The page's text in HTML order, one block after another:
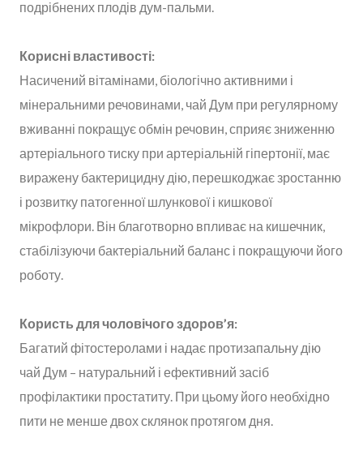
подрібнених плодів дум-пальми.
Корисні властивості:
Насичений вітамінами, біологічно активними і
мінеральними речовинами, чай Дум при регулярному
вживанні покращує обмін речовин, сприяє зниженню
артеріального тиску при артеріальній гіпертонії, має
виражену бактерицидну дію, перешкоджає зростанню
і розвитку патогенної шлункової і кишкової
мікрофлори. Він благотворно впливає на кишечник,
стабілізуючи бактеріальний баланс і покращуючи його
роботу.
Користь для чоловічого здоров’я:
Багатий фітостеролами і надає протизапальну дію
чай Дум – натуральний і ефективний засіб
профілактики простатиту. При цьому його необхідно
пити не менше двох склянок протягом дня.